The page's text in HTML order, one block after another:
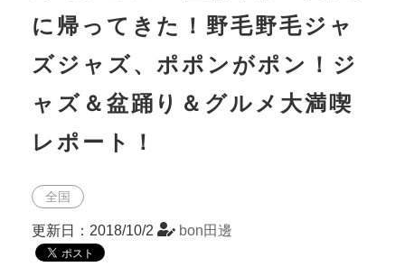
に帰ってきた！野毛野毛ジャ
ズジャズ、ポポンがポン！ジ
ャズ＆盆踊り＆グルメ大満喫
レポート！
全国
更新日：2018/10/2 bon田邊